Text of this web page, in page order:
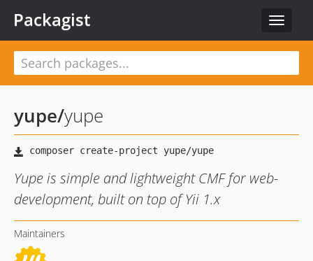
Toggle
Packagist
yupe/yupe
Yupe is simple and lightweight CMF for web-
development, built on top of Yii 1.x
Maintainers